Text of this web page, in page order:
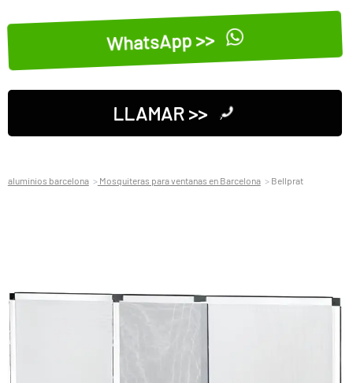
WhatsApp >>
LLAMAR >>
aluminios barcelona Mosquiteras para ventanas en Barcelona Bellprat